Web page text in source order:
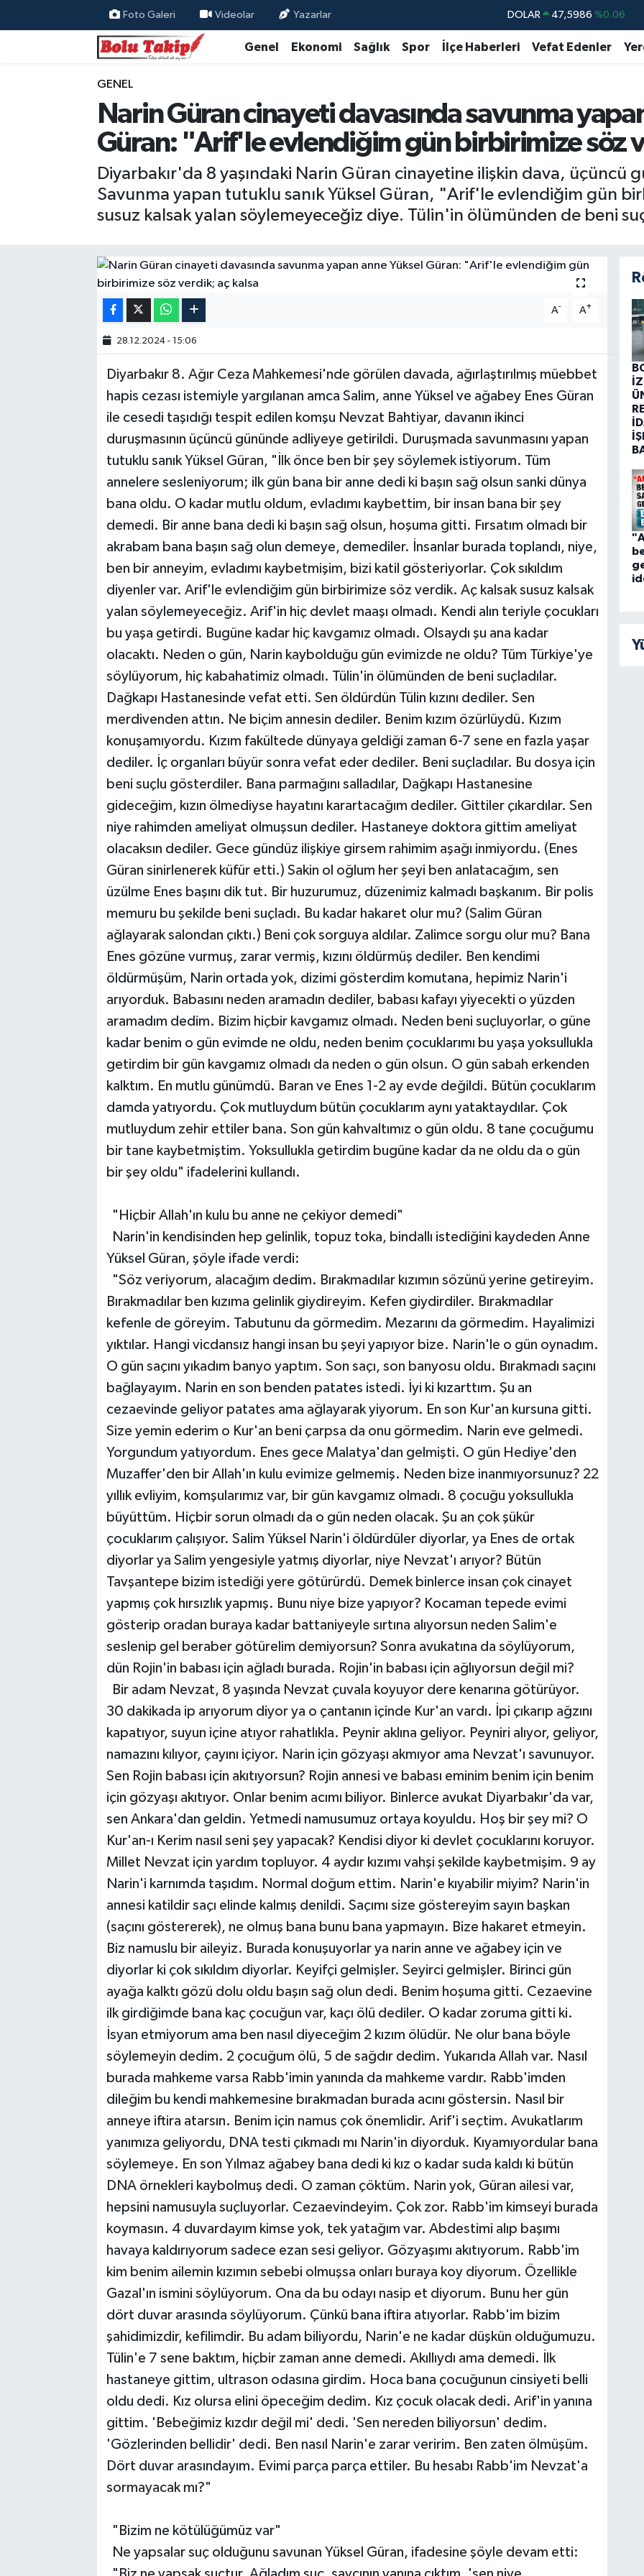
Foto Galeri Videolar Yazarlar DOLAR 47,5986 %0.06
EURO 55,0700 %0.1
BİST100 13.768 %48
BITCOIN 64.602,05 %0.69
Genel Ekonomi Sağlık Spor İlçe Haberleri Vefat Edenler
GENEL
Narin Güran cinayeti davasında savunma
Güran: "Arif'le evlendiğim gün birbirimize söz
Diyarbakır'da 8 yaşındaki Narin Güran cinayetine ilişkin dava, üçüncü
Savunma yapan tutuklu sanık Yüksel Güran, "Arif'le evlendiğim gün
susuz kalsak yalan söylemeyeceğiz diye. Tülin'in ölümünden de beni
A- A+
28.12.2024 - 15:06
Diyarbakır 8. Ağır Ceza Mahkemesi'nde görülen davada, ağırlaştırılmış müebbet
hapis cezası istemiyle yargılanan amca Salim, anne Yüksel ve ağabey Enes Güran
ile cesedi taşıdığı tespit edilen komşu Nevzat Bahtiyar, davanın ikinci
duruşmasının üçüncü gününde adliyeye getirildi. Duruşmada savunmasını yapan
tutuklu sanık Yüksel Güran, "İlk önce ben bir şey söylemek istiyorum. Tüm
annelere sesleniyorum; ilk gün bana bir anne dedi ki başın sağ olsun sanki dünya
bana oldu. O kadar mutlu oldum, evladımı kaybettim, bir insan bana bir şey
demedi. Bir anne bana dedi ki başın sağ olsun, hoşuma gitti. Fırsatım olmadı bir
akrabam bana başın sağ olun demeye, demediler. İnsanlar burada toplandı, niye,
ben bir anneyim, evladımı kaybetmişim, bizi katil gösteriyorlar. Çok sıkıldım
diyenler var. Arif'le evlendiğim gün birbirimize söz verdik. Aç kalsak susuz kalsak
yalan söylemeyeceğiz. Arif'in hiç devlet maaşı olmadı. Kendi alın teriyle çocukları
bu yaşa getirdi. Bugüne kadar hiç kavgamız olmadı. Olsaydı şu ana kadar
olacaktı. Neden o gün, Narin kaybolduğu gün evimizde ne oldu? Tüm Türkiye'ye
söylüyorum, hiç kabahatimiz olmadı. Tülin'in ölümünden de beni suçladılar.
Dağkapı Hastanesinde vefat etti. Sen öldürdün Tülin kızını dediler. Sen
merdivenden attın. Ne biçim annesin dediler. Benim kızım özürlüydü. Kızım
konuşamıyordu. Kızım fakültede dünyaya geldiği zaman 6-7 sene en fazla yaşar
dediler. İç organları büyür sonra vefat eder dediler. Beni suçladılar. Bu dosya için
beni suçlu gösterdiler. Bana parmağını salladılar, Dağkapı Hastanesine
gideceğim, kızın ölmediyse hayatını karartacağım dediler. Gittiler çıkardılar. Sen
niye rahimden ameliyat olmuşsun dediler. Hastaneye doktora gittim ameliyat
olacaksın dediler. Gece gündüz ilişkiye girsem rahimim aşağı inmiyordu. (Enes
Güran sinirlenerek küfür etti.) Sakin ol oğlum her şeyi ben anlatacağım, sen
üzülme Enes başını dik tut. Bir huzurumuz, düzenimiz kalmadı başkanım. Bir polis
memuru bu şekilde beni suçladı. Bu kadar hakaret olur mu? (Salim Güran
ağlayarak salondan çıktı.) Beni çok sorguya aldılar. Zalimce sorgu olur mu? Bana
Enes gözüne vurmuş, zarar vermiş, kızını öldürmüş dediler. Ben kendimi
öldürmüşüm, Narin ortada yok, dizimi gösterdim komutana, hepimiz Narin'i
arıyorduk. Babasını neden aramadın dediler, babası kafayı yiyecekti o yüzden
aramadım dedim. Bizim hiçbir kavgamız olmadı. Neden beni suçluyorlar, o güne
kadar benim o gün evimde ne oldu, neden benim çocuklarımı bu yaşa yoksullukla
getirdim bir gün kavgamız olmadı da neden o gün olsun. O gün sabah erkenden
kalktım. En mutlu günümdü. Baran ve Enes 1-2 ay evde değildi. Bütün çocuklarım
damda yatıyordu. Çok mutluydum bütün çocuklarım aynı yataktaydılar. Çok
mutluydum zehir ettiler bana. Son gün kahvaltımız o gün oldu. 8 tane çocuğumu
bir tane kaybetmiştim. Yoksullukla getirdim bugüne kadar da ne oldu da o gün
bir şey oldu" ifadelerini kullandı.
"Hiçbir Allah'ın kulu bu anne ne çekiyor demedi"
Narin'in kendisinden hep gelinlik, topuz toka, bindallı istediğini kaydeden Anne
Yüksel Güran, şöyle ifade verdi:
"Söz veriyorum, alacağım dedim. Bırakmadılar kızımın sözünü yerine getireyim.
Bırakmadılar ben kızıma gelinlik giydireyim. Kefen giydirdiler. Bırakmadılar
kefenle de göreyim. Tabutunu da görmedim. Mezarını da görmedim. Hayalimizi
yıktılar. Hangi vicdansız hangi insan bu şeyi yapıyor bize. Narin'le o gün oynadım.
O gün saçını yıkadım banyo yaptım. Son saçı, son banyosu oldu. Bırakmadı saçını
bağlayayım. Narin en son benden patates istedi. İyi ki kızarttım. Şu an
cezaevinde geliyor patates ama ağlayarak yiyorum. En son Kur'an kursuna gitti.
Size yemin ederim o Kur'an beni çarpsa da onu görmedim. Narin eve gelmedi.
Yorgundum yatıyordum. Enes gece Malatya'dan gelmişti. O gün Hediye'den
Muzaffer'den bir Allah'ın kulu evimize gelmemiş. Neden bize inanmıyorsunuz? 22
yıllık evliyim, komşularımız var, bir gün kavgamız olmadı. 8 çocuğu yoksullukla
büyüttüm. Hiçbir sorun olmadı da o gün neden olacak. Şu an çok şükür
çocuklarım çalışıyor. Salim Yüksel Narin'i öldürdüler diyorlar, ya Enes de ortak
diyorlar ya Salim yengesiyle yatmış diyorlar, niye Nevzat'ı arıyor? Bütün
Tavşantepe bizim istediği yere götürürdü. Demek binlerce insan çok cinayet
yapmış çok hırsızlık yapmış. Bunu niye bize yapıyor? Kocaman tepede evimi
gösterip oradan buraya kadar battaniyeyle sırtına alıyorsun neden Salim'e
seslenip gel beraber götürelim demiyorsun? Sonra avukatına da söylüyorum,
dün Rojin'in babası için ağladı burada. Rojin'in babası için ağlıyorsun değil mi?
Bir adam Nevzat, 8 yaşında Nevzat çuvala koyuyor dere kenarına götürüyor.
30 dakikada ip arıyorum diyor ya o çantanın içinde Kur'an vardı. İpi çıkarıp ağzını
kapatıyor, suyun içine atıyor rahatlıkla. Peynir aklına geliyor. Peyniri alıyor, geliyor,
namazını kılıyor, çayını içiyor. Narin için gözyaşı akmıyor ama Nevzat'ı savunuyor.
Sen Rojin babası için akıtıyorsun? Rojin annesi ve babası eminim benim için benim
için gözyaşı akıtıyor. Onlar benim acımı biliyor. Binlerce avukat Diyarbakır'da var,
sen Ankara'dan geldin. Yetmedi namusumuz ortaya koyuldu. Hoş bir şey mi? O
Kur'an-ı Kerim nasıl seni şey yapacak? Kendisi diyor ki devlet çocuklarını koruyor.
Millet Nevzat için yardım topluyor. 4 aydır kızımı vahşi şekilde kaybetmişim. 9 ay
Narin'i karnımda taşıdım. Normal doğum ettim. Narin'e kıyabilir miyim? Narin'in
annesi katildir saçı elinde kalmış denildi. Saçımı size göstereyim sayın başkan
(saçını göstererek), ne olmuş bana bunu bana yapmayın. Bize hakaret etmeyin.
Biz namuslu bir aileyiz. Burada konuşuyorlar ya narin anne ve ağabey için ve
diyorlar ki çok sıkıldım diyorlar. Keyifçi gelmişler. Seyirci gelmişler. Birinci gün
ayağa kalktı gözü dolu oldu başın sağ olun dedi. Benim hoşuma gitti. Cezaevine
ilk girdiğimde bana kaç çocuğun var, kaçı ölü dediler. O kadar zoruma gitti ki.
İsyan etmiyorum ama ben nasıl diyeceğim 2 kızım ölüdür. Ne olur bana böyle
söylemeyin dedim. 2 çocuğum ölü, 5 de sağdır dedim. Yukarıda Allah var. Nasıl
burada mahkeme varsa Rabb'imin yanında da mahkeme vardır. Rabb'imden
dileğim bu kendi mahkemesine bırakmadan burada acını göstersin. Nasıl bir
anneye iftira atarsın. Benim için namus çok önemlidir. Arif'i seçtim. Avukatlarım
yanımıza geliyordu, DNA testi çıkmadı mı Narin'in diyorduk. Kıyamıyordular bana
söylemeye. En son Yılmaz ağabey bana dedi ki kız o kadar suda kaldı ki bütün
DNA örnekleri kaybolmuş dedi. O zaman çöktüm. Narin yok, Güran ailesi var,
hepsini namusuyla suçluyorlar. Cezaevindeyim. Çok zor. Rabb'im kimseyi burada
koymasın. 4 duvardayım kimse yok, tek yatağım var. Abdestimi alıp başımı
havaya kaldırıyorum sadece ezan sesi geliyor. Gözyaşımı akıtıyorum. Rabb'im
kim benim ailemin kızımın sebebi olmuşsa onları buraya koy diyorum. Özellikle
Gazal'ın ismini söylüyorum. Ona da bu odayı nasip et diyorum. Bunu her gün
dört duvar arasında söylüyorum. Çünkü bana iftira atıyorlar. Rabb'im bizim
şahidimizdir, kefilimdir. Bu adam biliyordu, Narin'e ne kadar düşkün olduğumuzu.
Tülin'e 7 sene baktım, hiçbir zaman anne demedi. Akıllıydı ama demedi. İlk
hastaneye gittim, ultrason odasına girdim. Hoca bana çocuğunun cinsiyeti belli
oldu dedi. Kız olursa elini öpeceğim dedim. Kız çocuk olacak dedi. Arif'in yanına
gittim. 'Bebeğimiz kızdır değil mi' dedi. 'Sen nereden biliyorsun' dedim.
'Gözlerinden bellidir' dedi. Ben nasıl Narin'e zarar veririm. Ben zaten ölmüşüm.
Dört duvar arasındayım. Evimi parça parça ettiler. Bu hesabı Rabb'im Nevzat'a
sormayacak mı?"
"Bizim ne kötülüğümüz var"
Ne yapsalar suç olduğunu savunan Yüksel Güran, ifadesine şöyle devam etti: